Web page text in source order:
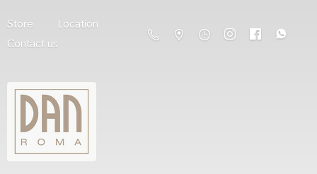
Store
Location
Contact us